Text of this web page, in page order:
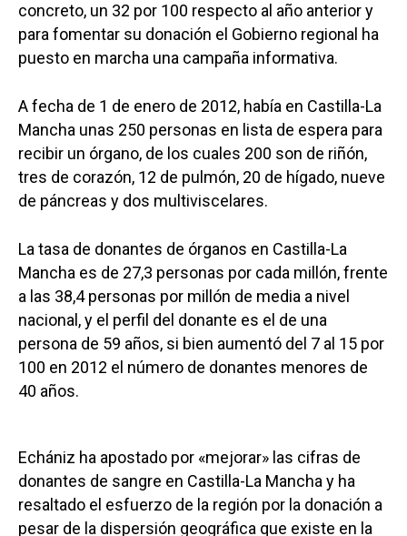
concreto, un 32 por 100 respecto al año anterior y
para fomentar su donación el Gobierno regional ha
puesto en marcha una campaña informativa.
A fecha de 1 de enero de 2012, había en Castilla-La
Mancha unas 250 personas en lista de espera para
recibir un órgano, de los cuales 200 son de riñón,
tres de corazón, 12 de pulmón, 20 de hígado, nueve
de páncreas y dos multiviscelares.
La tasa de donantes de órganos en Castilla-La
Mancha es de 27,3 personas por cada millón, frente
a las 38,4 personas por millón de media a nivel
nacional, y el perfil del donante es el de una
persona de 59 años, si bien aumentó del 7 al 15 por
100 en 2012 el número de donantes menores de
40 años.
Echániz ha apostado por «mejorar» las cifras de
donantes de sangre en Castilla-La Mancha y ha
resaltado el esfuerzo de la región por la donación a
pesar de la dispersión geográfica que existe en la